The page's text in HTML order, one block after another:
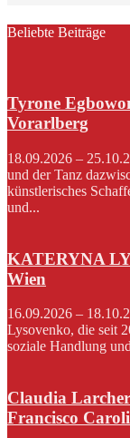
Beliebte Beiträge
Tyrone
Vorarlberg
18.09.2026 –
und der Tanz
künstlerisches
und...
KATERYNA
Wien
16.09.2026 –
Lysovenko, die seit
soziale Handlung
Claudia
Francisco